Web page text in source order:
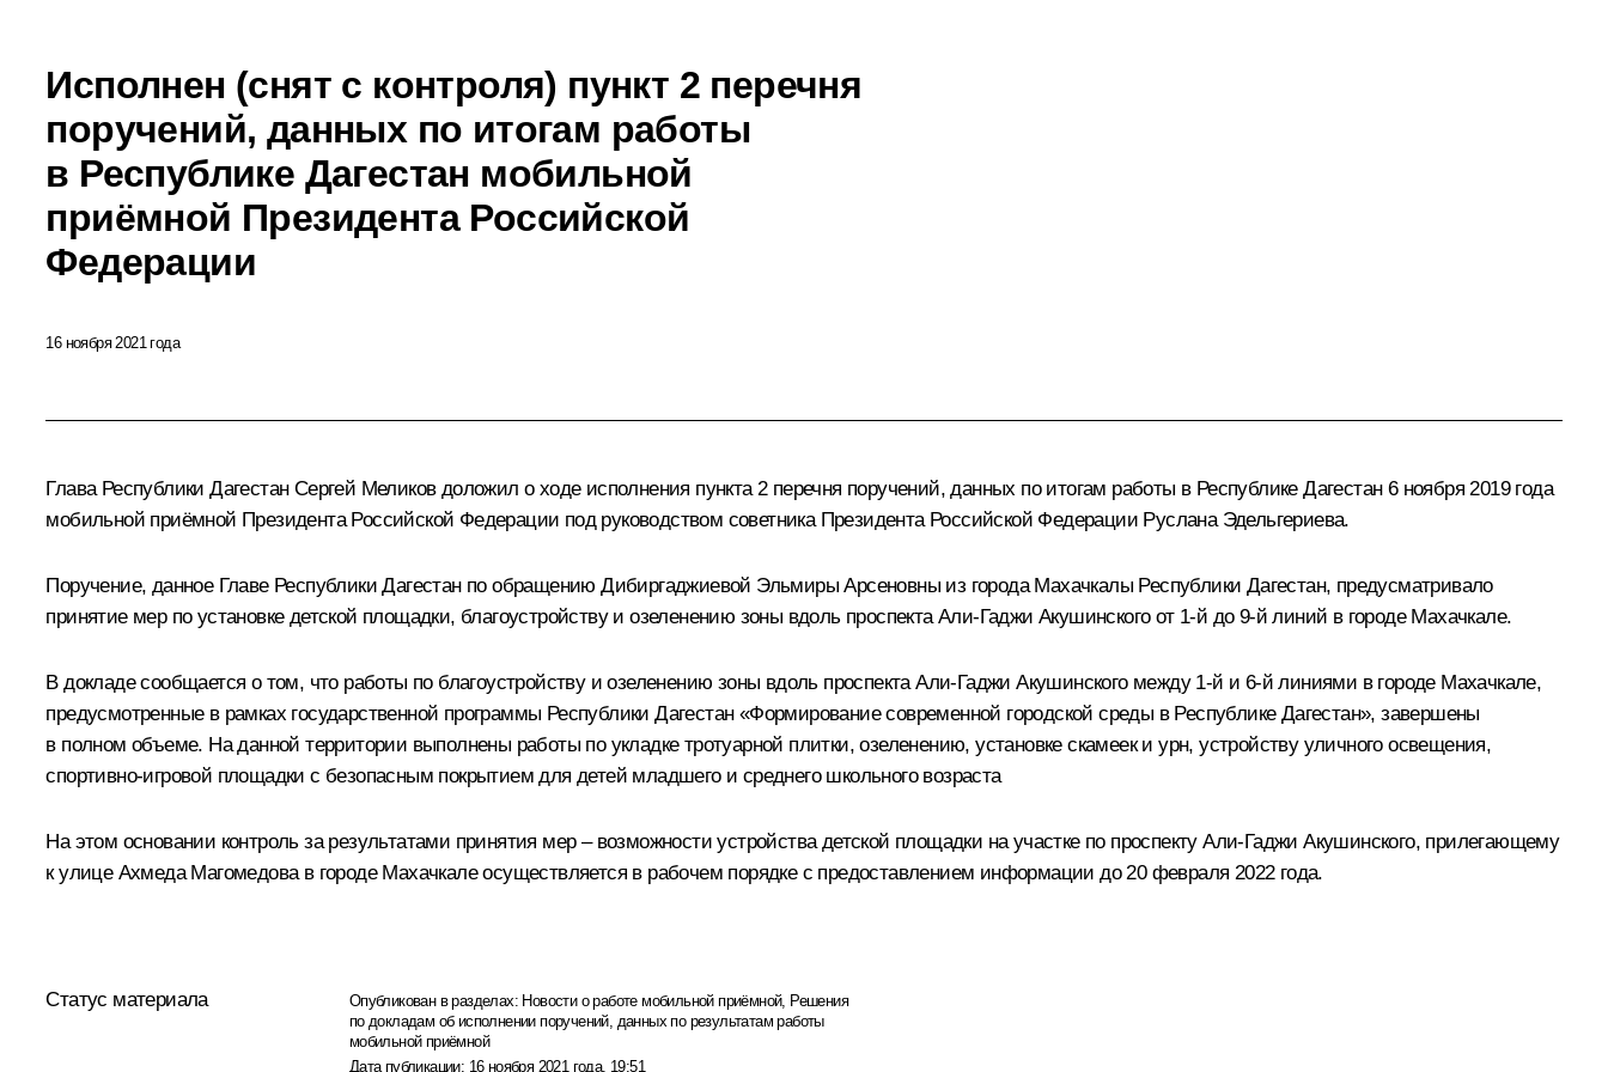
Исполнен (снят с контроля) пункт 2 перечня
поручений, данных по итогам работы
в Республике Дагестан мобильной
приёмной Президента Российской
Федерации
16 ноября 2021 года
Глава Республики Дагестан Сергей Меликов доложил о ходе исполнения пункта 2 перечня поручений, данных по итогам работы в Республике Дагестан 6 ноября 2019 года
мобильной приёмной Президента Российской Федерации под руководством советника Президента Российской Федерации Руслана Эдельгериева.
Поручение, данное Главе Республики Дагестан по обращению Дибиргаджиевой Эльмиры Арсеновны из города Махачкалы Республики Дагестан, предусматривало
принятие мер по установке детской площадки, благоустройству и озеленению зоны вдоль проспекта Али-Гаджи Акушинского от 1-й до 9-й линий в городе Махачкале.
В докладе сообщается о том, что работы по благоустройству и озеленению зоны вдоль проспекта Али-Гаджи Акушинского между 1-й и 6-й линиями в городе Махачкале,
предусмотренные в рамках государственной программы Республики Дагестан «Формирование современной городской среды в Республике Дагестан», завершены
в полном объеме. На данной территории выполнены работы по укладке тротуарной плитки, озеленению, установке скамеек и урн, устройству уличного освещения,
спортивно-игровой площадки с безопасным покрытием для детей младшего и среднего школьного возраста
На этом основании контроль за результатами принятия мер – возможности устройства детской площадки на участке по проспекту Али-Гаджи Акушинского, прилегающему
к улице Ахмеда Магомедова в городе Махачкале осуществляется в рабочем порядке с предоставлением информации до 20 февраля 2022 года.
Статус материала Опубликован в разделах: Новости о работе мобильной приёмной, Решения
по докладам об исполнении поручений, данных по результатам работы
мобильной приёмной
Дата публикации: 16 ноября 2021 года, 19:51